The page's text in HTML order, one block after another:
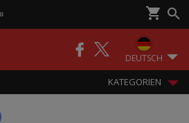
DEUTSCH
KATEGORIEN